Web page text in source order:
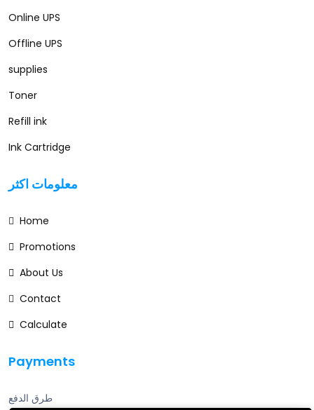
Online UPS
Offline UPS
supplies
Toner
Refill ink
Ink Cartridge
معلومات اكثر
Home
Promotions
About Us
Contact
Calculate
Payments
طرق الدفع